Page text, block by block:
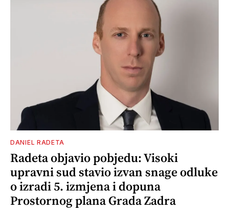
DANIEL RADETA
Radeta objavio pobjedu: Visoki
upravni sud stavio izvan snage odluke
o izradi 5. izmjena i dopuna
Prostornog plana Grada Zadra